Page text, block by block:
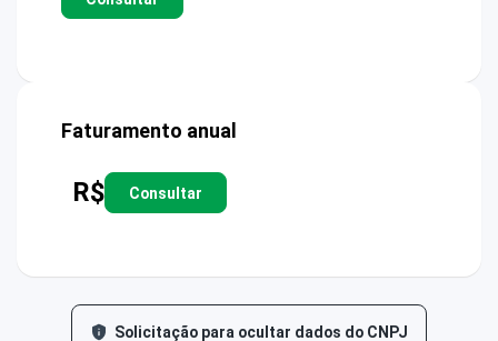
Faturamento anual
R$ Consultar
Solicitação para ocultar dados do CNPJ